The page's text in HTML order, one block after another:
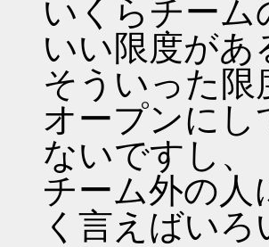
いくらチー
いい限度があ
そういった
オープンにし
ないですし、
チーム外の
く言えばい